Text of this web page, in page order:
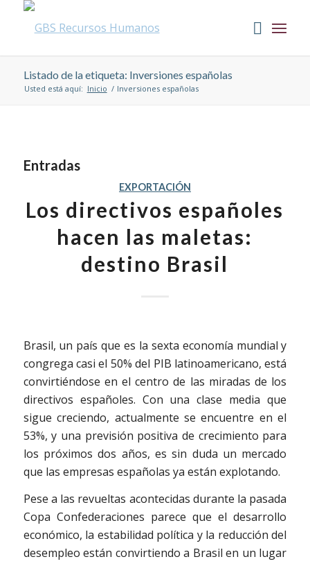
Listado de la etiqueta: Inversiones españolas
Usted está aquí: Inicio / Inversiones españolas
Entradas
EXPORTACIÓN
Los directivos españoles
hacen las maletas:
destino Brasil
Brasil, un país que es la sexta economía mundial y
congrega casi el 50% del PIB latinoamericano, está
convirtiéndose en el centro de las miradas de los
directivos españoles. Con una clase media que
sigue creciendo, actualmente se encuentre en el
53%, y una previsión positiva de crecimiento para
los próximos dos años, es sin duda un mercado
que las empresas españolas ya están explotando.
Pese a las revueltas acontecidas durante la pasada
Copa Confederaciones parece que el desarrollo
económico, la estabilidad política y la reducción del
desempleo están convirtiendo a Brasil en un lugar